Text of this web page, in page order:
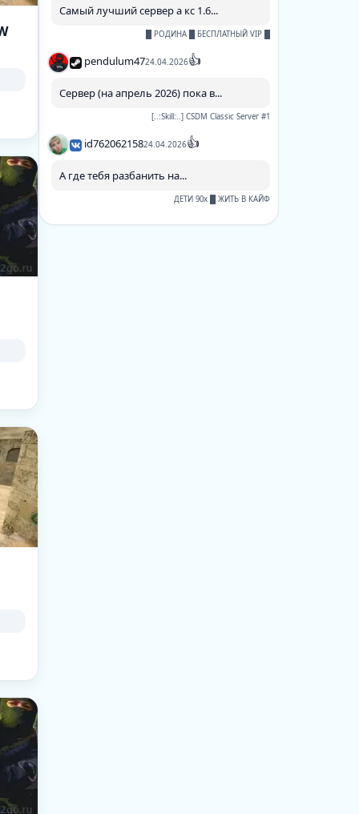
Самый лучший сервер а кс 1.6...
█ РОДИНА █ БЕСПЛАТНЫЙ VIP █
pendulum4724.04.2026👍
Сервер (на апрель 2026) пока в...
[..:Skill:..] CSDM Classic Server #1
id76206215824.04.2026👍
А где тебя разбанить на...
ДЕТИ 90х █ ЖИТЬ В КАЙФ